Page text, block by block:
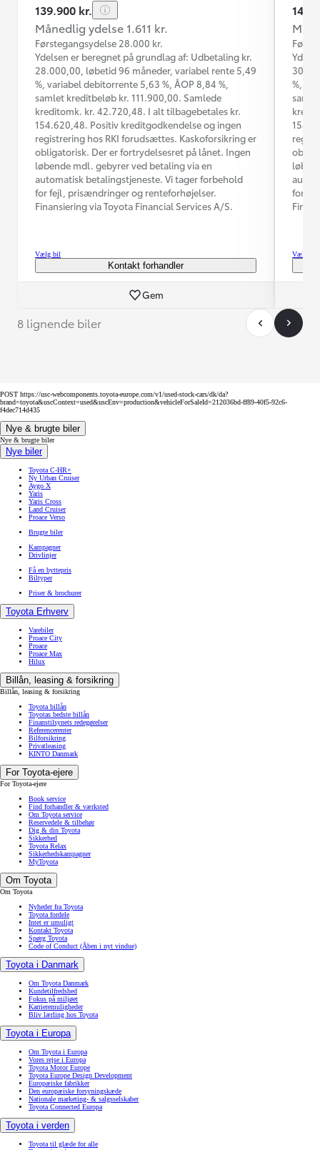
139.900 kr.
Månedlig ydelse 1.611 kr.
Førstegangsydelse 28.000 kr.
Ydelsen er beregnet på grundlag af: Udbetaling kr.
28.000,00, løbetid 96 måneder, variabel rente 5,49
%, variabel debitorrente 5,63 %, ÅOP 8,84 %,
samlet kreditbeløb kr. 111.900,00. Samlede
kreditomk. kr. 42.720,48. I alt tilbagebetales kr.
154.620,48. Positiv kreditgodkendelse og ingen
registrering hos RKI forudsættes. Kaskoforsikring er
obligatorisk. Der er fortrydelsesret på lånet. Ingen
løbende mdl. gebyrer ved betaling via en
automatisk betalingstjeneste. Vi tager forbehold
for fejl, prisændringer og renteforhøjelser.
Finansiering via Toyota Financial Services A/S.
Vælg bil
Kontakt forhandler
Gem
%,
for
Vælg bil
8 lignende biler
POST https://usc-webcomponents.toyota-europe.com/v1/used-stock-cars/dk/da?
brand=toyota&uscContext=used&uscEnv=production&vehicleForSaleId=212036bd-ff89-40f5-92c6-
f4dec714d435
Nye & brugte biler
Nye & brugte biler
Nye biler
Toyota C-HR+
Ny Urban Cruiser
Aygo X
Yaris
Yaris Cross
Land Cruiser
Proace Verso
Brugte biler
Kampagner
Drivlinjer
Få en byttepris
Biltyper
Priser & brochurer
Toyota Erhverv
Varebiler
Proace City
Proace
Proace Max
Hilux
Billån, leasing & forsikring
Billån, leasing & forsikring
Toyota billån
Toyotas bedste billån
Finanstilsynets redegørelser
Referencerenter
Bilforsikring
Privatleasing
KINTO Danmark
For Toyota-ejere
For Toyota-ejere
Book service
Find forhandler & værksted
Om Toyota service
Reservedele & tilbehør
Dig & din Toyota
Sikkerhed
Toyota Relax
Sikkerhedskampagner
MyToyota
Om Toyota
Om Toyota
Nyheder fra Toyota
Toyota fordele
Intet er umuligt
Kontakt Toyota
Spørg Toyota
Code of Conduct (Åben i nyt vindue)
Toyota i Danmark
Om Toyota Danmark
Kundetilfredshed
Fokus på miljøet
Karrieremuligheder
Bliv lærling hos Toyota
Toyota i Europa
Om Toyota i Europa
Vores rejse i Europa
Toyota Motor Europe
Toyota Europe Design Development
Europæiske fabrikker
Den europæiske forsyningskæde
Nationale marketing- & salgsselskaber
Toyota Connected Europa
Toyota i verden
Toyota til glæde for alle